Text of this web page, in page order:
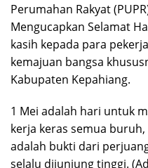
Perumahan Rakyat
Mengucapkan Selamat
kasih kepada para
kemajuan bangsa
Kabupaten Kepahiang.
1 Mei adalah hari untuk
kerja keras semua
adalah bukti dari
selalu dijunjung tinggi.